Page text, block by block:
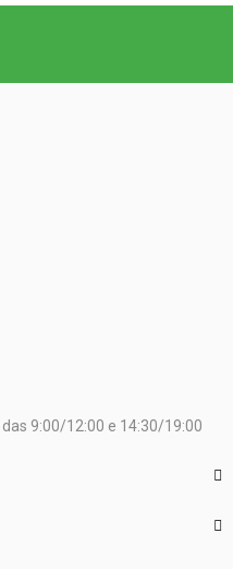
9:00/12:00 e 14:30/19:00